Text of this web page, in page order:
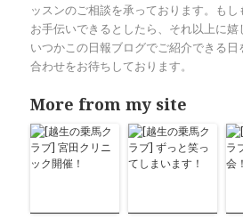
ッスンのご相談を承っております。も
お手伝いできるとしたら、それ以上に嬉
いつかこの日報ブログでご紹介できる
合わせをお待ちしております。
More from my site